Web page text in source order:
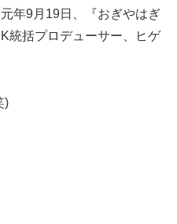
年9月19日、『おぎやはぎ
統括プロデューサー、ヒゲ
)